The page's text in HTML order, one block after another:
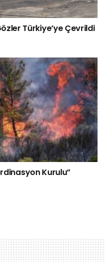
Türkiye’ye Çevrildi
Kurulu”